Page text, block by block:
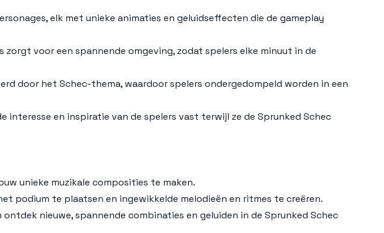
elk met unieke animaties en geluidseffecten die de gameplay
zorgt voor een spannende omgeving, zodat spelers elke minuut in de
door het Schec-thema, waardoor spelers ondergedompeld worden in een
interesse en inspiratie van de spelers vast terwijl ze de Sprunked Schec
unieke muzikale composities te maken.
podium te plaatsen en ingewikkelde melodieën en ritmes te creëren.
nieuwe, spannende combinaties en geluiden in de Sprunked Schec